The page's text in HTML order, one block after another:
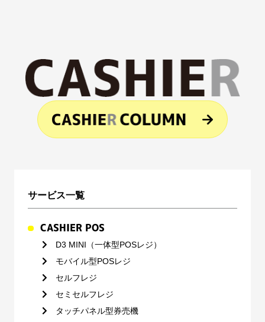
サービス一覧
CASHIER POS
D3 MINI（一体型POSレジ）
モバイル型POSレジ
セルフレジ
セミセルフレジ
タッチパネル型券売機